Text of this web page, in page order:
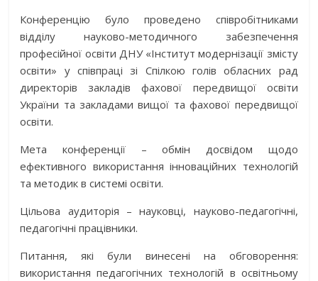
Конференцію було проведено співробітниками
відділу науково-методичного забезпечення
професійної освіти ДНУ «Інститут модернізації змісту
освіти» у співпраці зі Спілкою голів обласних рад
директорів закладів фахової передвищої освіти
України та закладами вищої та фахової передвищої
освіти.
Мета конференції – обмін досвідом щодо
ефективного використання інноваційних технологій
та методик в системі освіти.
Цільова аудиторія – науковці, науково-педагогічні,
педагогічні працівники.
Питання, які були винесені на обговорення:
використання педагогічних технологій в освітньому